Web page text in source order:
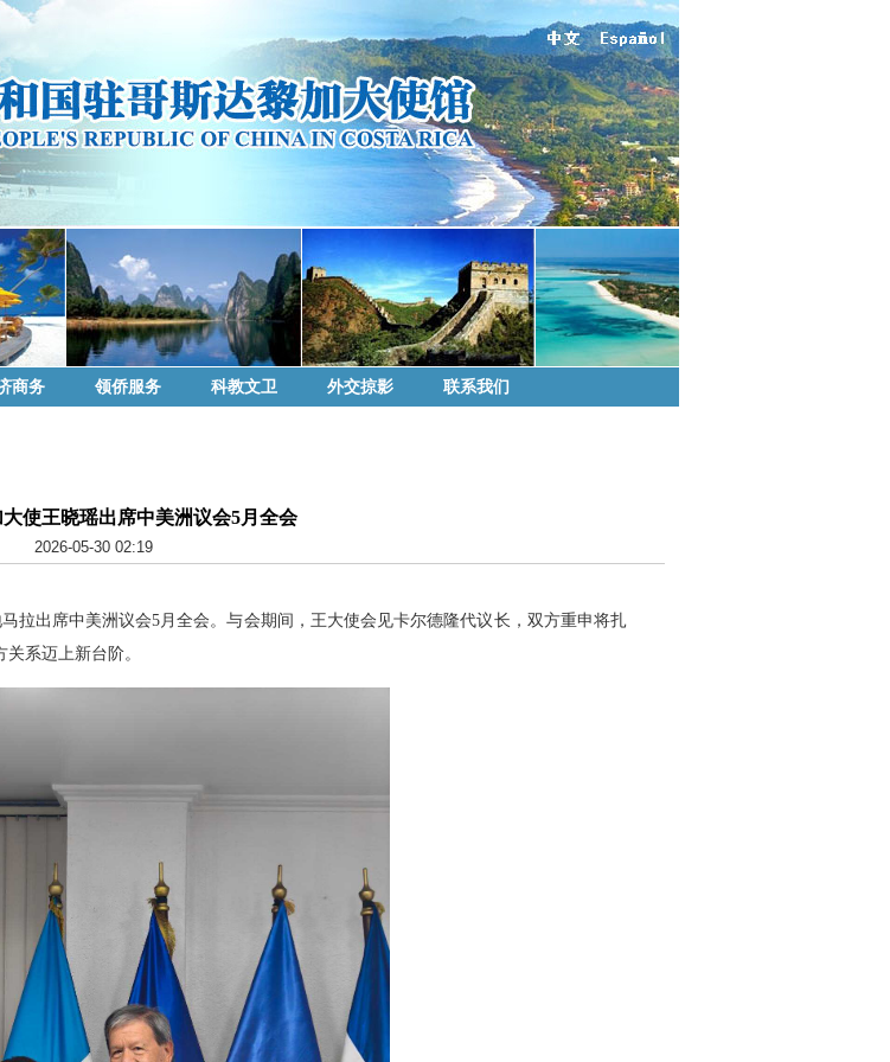
商务 领侨服务 科教文卫 外交掠影 联系我们
使王晓瑶出席中美洲议会5月全会
2026-05-30 02:19
拉出席中美洲议会5月全会。与会期间，王大使会见卡尔德隆代议长，双方重申将扎
系迈上新台阶。